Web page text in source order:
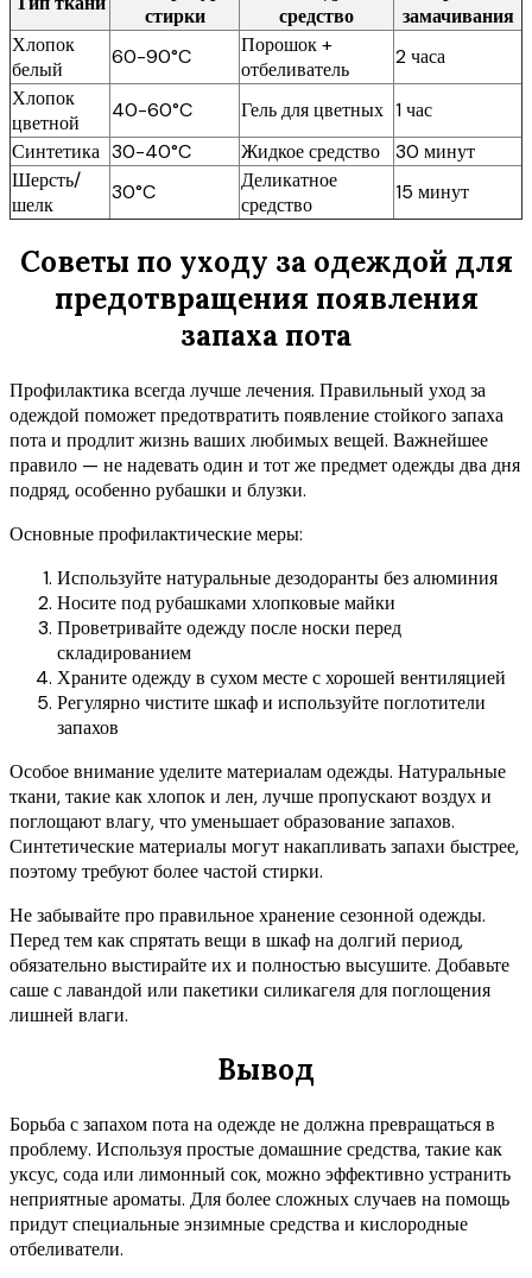
стирки
средство
замачивания
Хлопок
белый
60-90°C
Порошок +
отбеливатель
2 часа
Хлопок
цветной
40-60°C Гель для цветных 1 час
Синтетика 30-40°C Жидкое средство
30 минут
Шерсть/
шелк
30°C
Деликатное
средство
15 минут
Советы по уходу за одеждой для
предотвращения появления
запаха пота
Профилактика всегда лучше лечения. Правильный уход за
одеждой поможет предотвратить появление стойкого запаха
пота и продлит жизнь ваших любимых вещей. Важнейшее
правило — не надевать один и тот же предмет одежды два дня
подряд, особенно рубашки и блузки.
Основные профилактические меры:
Используйте натуральные дезодоранты без алюминия
Носите под рубашками хлопковые майки
Проветривайте одежду после носки перед
складированием
Храните одежду в сухом месте с хорошей вентиляцией
Регулярно чистите шкаф и используйте поглотители
запахов
Особое внимание уделите материалам одежды. Натуральные
ткани, такие как хлопок и лен, лучше пропускают воздух и
поглощают влагу, что уменьшает образование запахов.
Синтетические материалы могут накапливать запахи быстрее,
поэтому требуют более частой стирки.
Не забывайте про правильное хранение сезонной одежды.
Перед тем как спрятать вещи в шкаф на долгий период,
обязательно выстирайте их и полностью высушите. Добавьте
саше с лавандой или пакетики силикагеля для поглощения
лишней влаги.
Вывод
Борьба с запахом пота на одежде не должна превращаться в
проблему. Используя простые домашние средства, такие как
уксус, сода или лимонный сок, можно эффективно устранить
неприятные ароматы. Для более сложных случаев на помощь
придут специальные энзимные средства и кислородные
отбеливатели.